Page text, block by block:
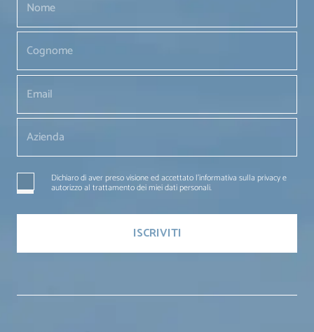
Dichiaro di aver preso visione ed accettato l'informativa sulla privacy e
autorizzo al trattamento dei miei dati personali.